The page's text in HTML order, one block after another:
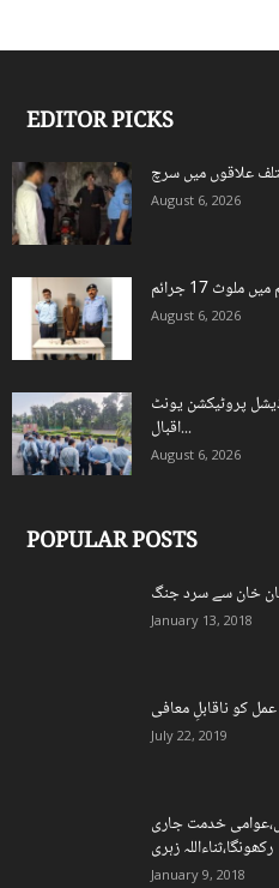
EDITOR PICKS
August 6, 2026
August 6, 2026
پروٹیکشن یونٹ
اقبال...
August 6, 2026
POPULAR POSTS
خان سے سرد جنگ
January 13, 2018
July 22, 2019
خدمت جاری
رکھونگا،ثناءاللہ زہری
January 9, 2018